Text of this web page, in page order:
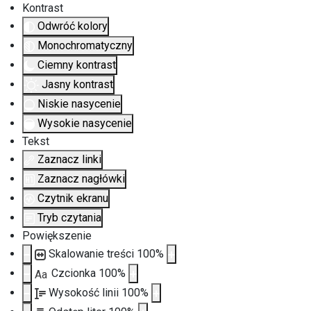
Kontrast
Odwróć kolory
Monochromatyczny
Ciemny kontrast
Jasny kontrast
Niskie nasycenie
Wysokie nasycenie
Tekst
Zaznacz linki
Zaznacz nagłówki
Czytnik ekranu
Tryb czytania
Powiększenie
Skalowanie treści 100%
Aa Czcionka 100%
Wysokość linii 100%